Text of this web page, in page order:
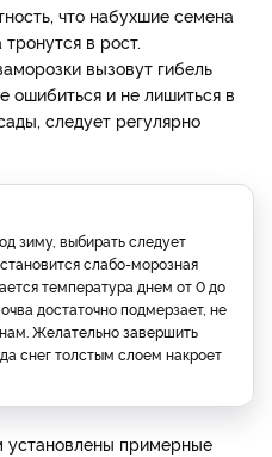
что набухшие семена
в рост.
вызовут гибель
ошибиться и не лишиться в
следует регулярно
зиму, выбирать следует
слабо-морозная
температура днем от 0 до
достаточно подмерзает, не
Желательно завершить
снег толстым слоем накроет
установлены примерные